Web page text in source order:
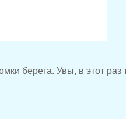
берега. Увы, в этот